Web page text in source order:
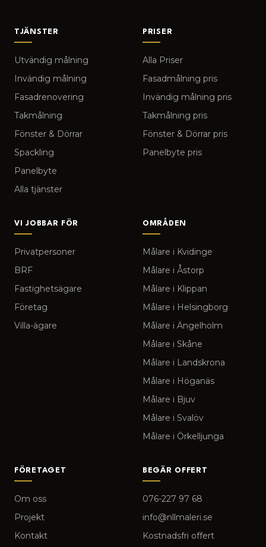
TJÄNSTER
Utvändig målning
Invändig målning
Fasadrenovering
Takmålning
Fönster & Dörrar
Spackling
Panelbyte
Alla tjänster
PRISER
Alla Priser
Fasadmålning pris
Invändig målning pris
Takmålning pris
Fönster & Dörrar pris
Panelbyte pris
VI JOBBAR FÖR
Privatpersoner
BRF
Fastighetsägare
Företag
Villa-ägare
OMRÅDEN
Målare i Kvidinge
Målare i Åstorp
Målare i Klippan
Målare i Helsingborg
Målare i Ängelholm
Målare i Skåne
Målare i Landskrona
Målare i Höganäs
Målare i Bjuv
Målare i Svalöv
Målare i Örkelljunga
FÖRETAGET
Om oss
Projekt
Kontakt
BEGÄR OFFERT
076-227 97 68
info@nllmaleri.se
Kostnadsfri offert